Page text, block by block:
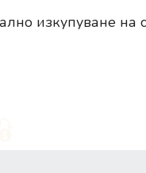
изкупуване на